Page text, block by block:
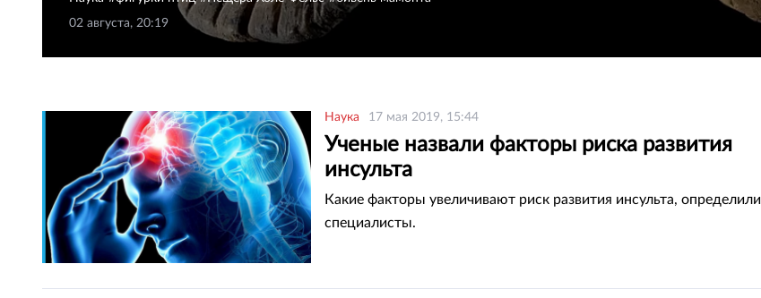
02 августа, 20:19
Наука 17 мая 2019, 15:44
Ученые назвали факторы риска развития
инсульта
Какие факторы увеличивают риск развития инсульта, определили
специалисты.